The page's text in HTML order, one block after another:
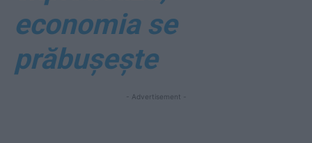
economia se
prăbușește
- Advertisement -